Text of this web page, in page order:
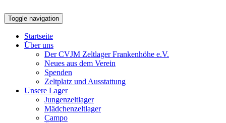
Toggle navigation
Startseite
Über uns
Der CVJM Zeltlager Frankenhöhe e.V.
Neues aus dem Verein
Spenden
Zeltplatz und Ausstattung
Unsere Lager
Jungenzeltlager
Mädchenzeltlager
Campo